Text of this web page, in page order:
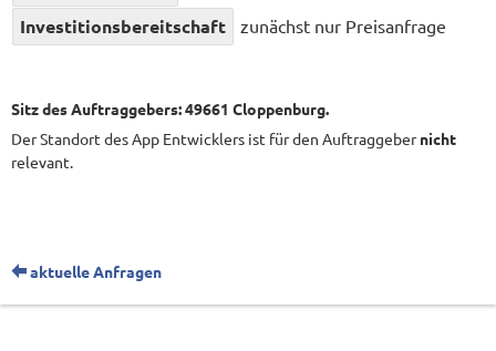
Investitionsbereitschaft
zunächst nur Preisanfrage
Sitz des Auftraggebers: 49661 Cloppenburg.
Der Standort des App Entwicklers ist für den Auftraggebernicht
relevant.
aktuelle Anfragen